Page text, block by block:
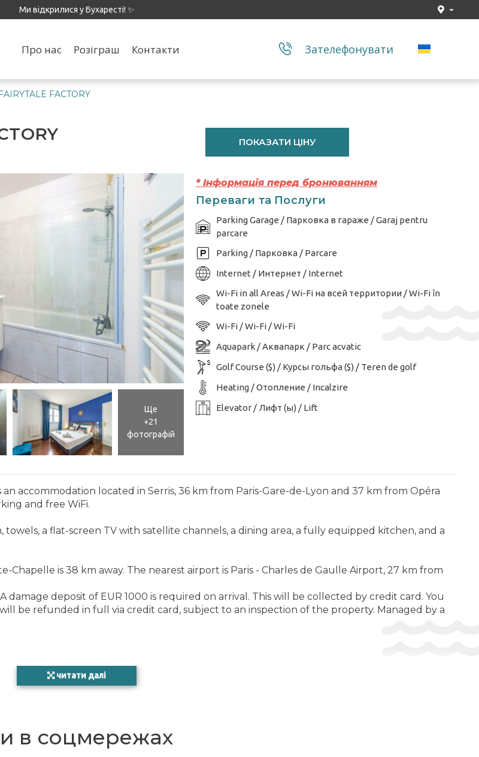
Ми відкрилися у Бухаресті! ✨
Про нас Розіграш Контакти Зателефонувати
FACTORY
ПОКАЗАТИ ЦІНУ
Ще
+21
фотографій
* Інформація перед бронюванням
Переваги та Послуги
Parking Garage / Парковка в гараже / Garaj pentru
parcare
Parking / Парковка / Parcare
Internet / Интернет / Internet
Wi-Fi in all Areas / Wi-Fi на всей территории / Wi-Fi în
toate zonele
Wi-Fi / Wi-Fi / Wi-Fi
Aquapark / Аквапарк / Parc acvatic
Golf Course ($) / Курсы гольфа ($) / Teren de golf
Heating / Отопление / Incalzire
Elevator / Лифт (ы) / Lift
accommodation located in Serris, 36 km from Paris-Gare-de-Lyon and 37 km from Opéra
and free WiFi.
a flat-screen TV with satellite channels, a dining area, a fully equipped kitchen, and a
is 38 km away. The nearest airport is Paris - Charles de Gaulle Airport, 27 km from
deposit of EUR 1000 is required on arrival. This will be collected by credit card. You
be refunded in full via credit card, subject to an inspection of the property. Managed by a
читати далі
в соцмережах